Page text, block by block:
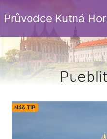
Průvodce Kutná
Náš TIP